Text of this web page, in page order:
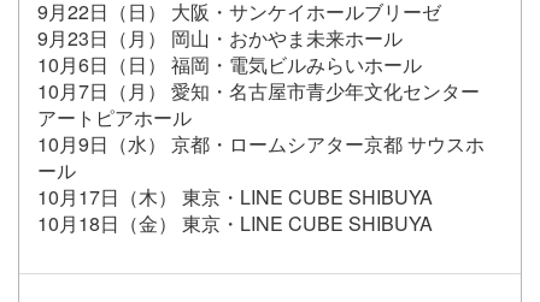
9月22日（日） 大阪・サンケイホールブリーゼ
9月23日（月） 岡山・おかやま未来ホール
10月6日（日） 福岡・電気ビルみらいホール
10月7日（月） 愛知・名古屋市青少年文化センター
アートピアホール
10月9日（水） 京都・ロームシアター京都 サウスホ
ール
10月17日（木） 東京・LINE CUBE SHIBUYA
10月18日（金） 東京・LINE CUBE SHIBUYA